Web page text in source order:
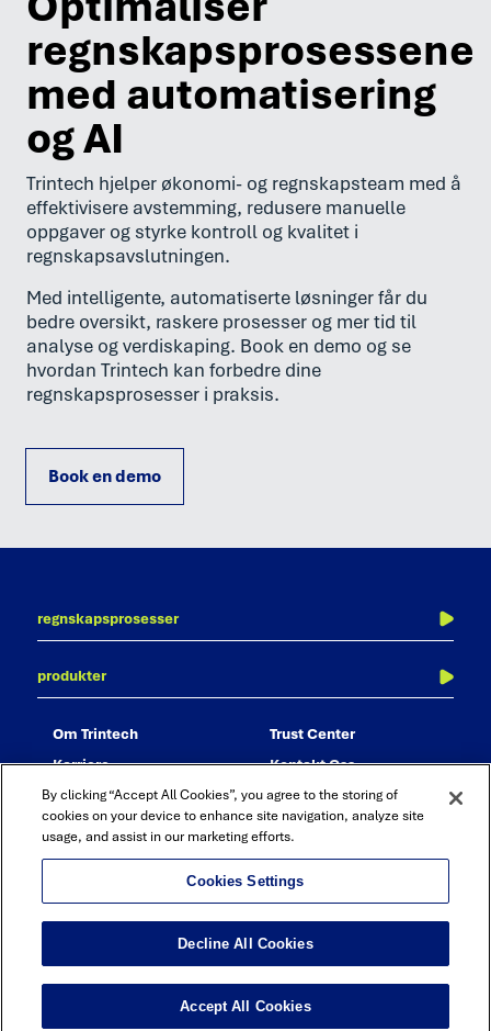
regnskapsprosessene
med automatisering
og AI
Trintech hjelper økonomi- og regnskapsteam med å
effektivisere avstemming, redusere manuelle
oppgaver og styrke kontroll og kvalitet i
regnskapsavslutningen.
Med intelligente, automatiserte løsninger får du
bedre oversikt, raskere prosesser og mer tid til
analyse og verdiskaping. Book en demo og se
hvordan Trintech kan forbedre dine
regnskapsprosesser i praksis.
Book en demo
Linkedin
TwitterYoutube
regnskapsprosesser
revisjon og compliance
bokføringsjournal – journal entry
produkter
adra analytics
adra suite
om trintech
karriere
partnere
trust center
kontakt oss
Terms & Conditions | Privacy Policy
By clicking “Accept All Cookies”, you agree to the storing of
cookies on your device to enhance site navigation, analyze site
usage, and assist in our marketing efforts.
Cookies Settings
Decline All Cookies
Accept All Cookies